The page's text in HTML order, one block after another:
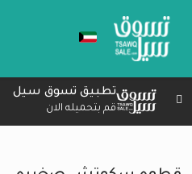
تطبيق تسوق سيل
قم بتحميله الان